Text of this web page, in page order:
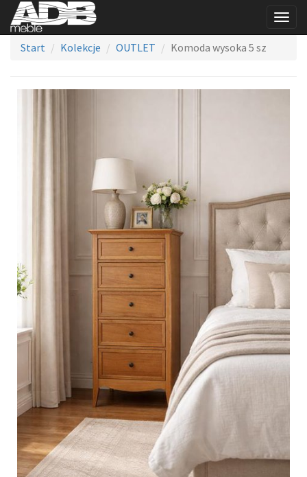
Start
Kolekcje OUTLET Komoda wysoka 5 sz